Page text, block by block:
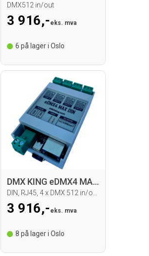
DMX512 in/out
3 916,- eks. mva
6 på lager i Oslo
DMX KING eDMX4 MAX DMX Node
3 916,- eks. mva
8 på lager i Oslo